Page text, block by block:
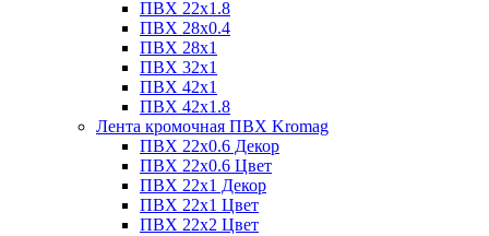
ПВХ 22х1.8
ПВХ 28х0.4
ПВХ 28х1
ПВХ 32x1
ПВХ 42х1
ПВХ 42х1.8
Лента кромочная ПВХ Kromag
ПВХ 22x0.6 Декор
ПВХ 22x0.6 Цвет
ПВХ 22x1 Декор
ПВХ 22x1 Цвет
ПВХ 22x2 Цвет